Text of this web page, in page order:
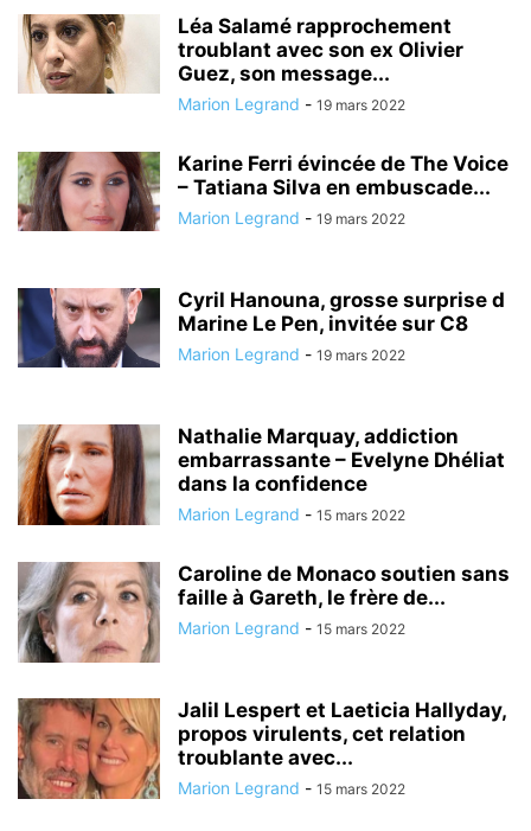
Léa Salamé rapprochement
troublant avec son ex Olivier
Guez, son message...
Marion Legrand - 19 mars 2022
Karine Ferri évincée de The Voice
– Tatiana Silva en embuscade...
Marion Legrand - 19 mars 2022
Cyril Hanouna, grosse surprise d
Marine Le Pen, invitée sur C8
Marion Legrand - 19 mars 2022
Nathalie Marquay, addiction
embarrassante – Evelyne Dhéliat
dans la confidence
Marion Legrand - 15 mars 2022
Caroline de Monaco soutien sans
faille à Gareth, le frère de...
Marion Legrand - 15 mars 2022
Jalil Lespert et Laeticia Hallyday,
propos virulents, cet relation
troublante avec...
Marion Legrand - 15 mars 2022